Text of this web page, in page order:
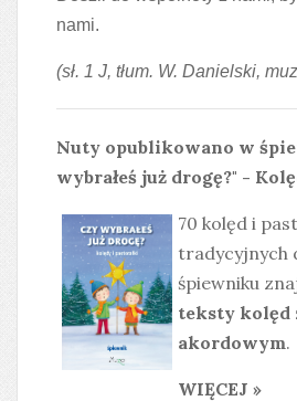
nami.
(sł. 1 J, tłum. W. Danielski,
Nuty opublikowano w
wybrałeś już drogę?" -
70 kolęd i
tradycyjnych
śpiewniku
teksty kolęd
akordowym.
WIĘCEJ »